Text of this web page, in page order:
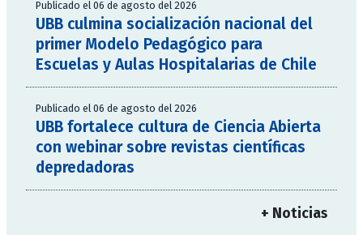
Publicado el 06 de agosto del 2026
UBB culmina socialización nacional del
primer Modelo Pedagógico para
Escuelas y Aulas Hospitalarias de Chile
Publicado el 06 de agosto del 2026
UBB fortalece cultura de Ciencia Abierta
con webinar sobre revistas científicas
depredadoras
+ Noticias